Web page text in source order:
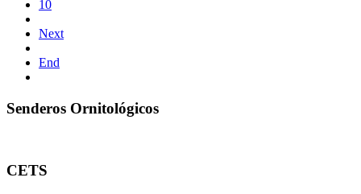
10
Next
End
Senderos Ornitológicos
CETS